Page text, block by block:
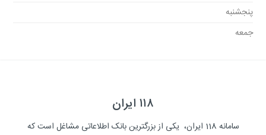
پنجشنبه
جمعه
۱۱۸ ایران
سامانه 118 ایران، یکی از بزرگترین بانک اطلاعاتی مشاغل است که